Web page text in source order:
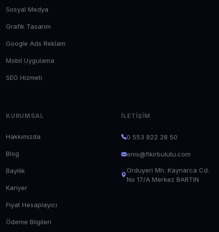
Sosyal Medya
Grafik Tasarım
Google Ads Reklam
Mobil Uygulama
SEO Hizmeti
KURUMSAL
Hakkımızda
Blog
Bayilik
Kariyer
Fiyat Hesaplayıcı
Ödeme Bilgileri
İLETIŞIM
0 553 822 28 50
enis@fikirbulutu.com
Orduyeri Mh. Kaynarca Cd.
No 17/A Merkez BARTIN